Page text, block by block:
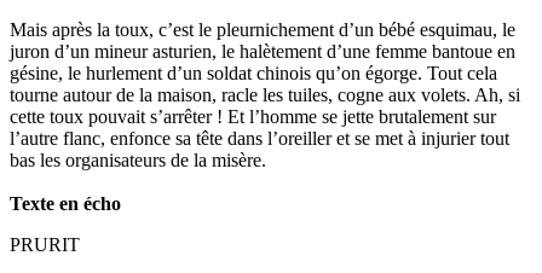
Mais après la toux, c’est le pleurnichement d’un bébé esquimau, le
juron d’un mineur asturien, le halètement d’une femme bantoue en
gésine, le hurlement d’un soldat chinois qu’on égorge. Tout cela
tourne autour de la maison, racle les tuiles, cogne aux volets. Ah, si
cette toux pouvait s’arrêter ! Et l’homme se jette brutalement sur
l’autre flanc, enfonce sa tête dans l’oreiller et se met à injurier tout
bas les organisateurs de la misère.
Texte en écho
PRURIT